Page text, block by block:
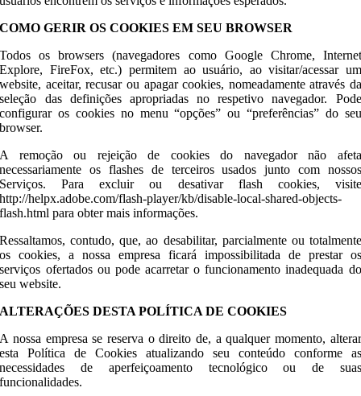
COMO GERIR OS COOKIES EM SEU BROWSER
Todos os browsers (navegadores como Google Chrome, Internet
Explore, FireFox, etc.) permitem ao usuário, ao visitar/acessar um
website, aceitar, recusar ou apagar cookies, nomeadamente através da
seleção das definições apropriadas no respetivo navegador. Pode
configurar os cookies no menu “opções” ou “preferências” do seu
browser.
A remoção ou rejeição de cookies do navegador não afeta
necessariamente os flashes de terceiros usados junto com nossos
Serviços. Para excluir ou desativar flash cookies, visite
http://helpx.adobe.com/flash-player/kb/disable-local-shared-objects-
flash.html para obter mais informações.
Ressaltamos, contudo, que, ao desabilitar, parcialmente ou totalmente
os cookies, a nossa empresa ficará impossibilitada de prestar os
serviços ofertados ou pode acarretar o funcionamento inadequada do
seu website.
ALTERAÇÕES DESTA POLÍTICA DE COOKIES
A nossa empresa se reserva o direito de, a qualquer momento, alterar
esta Política de Cookies atualizando seu conteúdo conforme as
necessidades de aperfeiçoamento tecnológico ou de suas
funcionalidades.